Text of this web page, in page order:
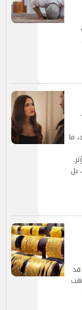
ما
بل
قد